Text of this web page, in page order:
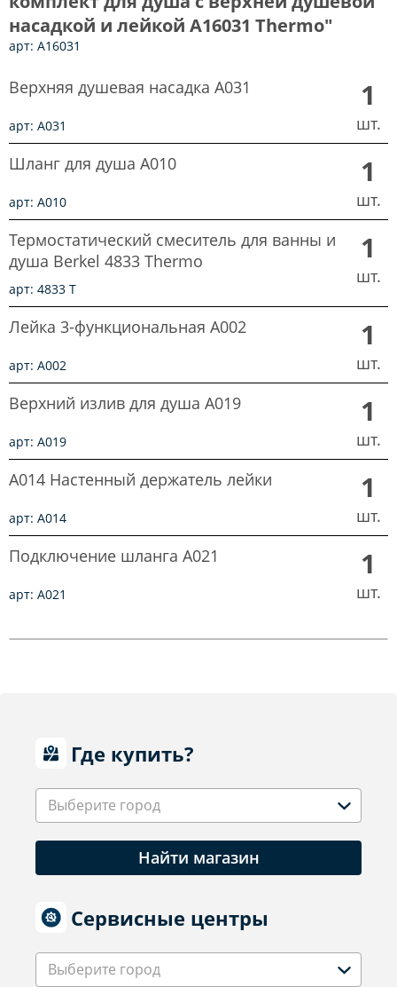
насадкой и лейкой A16031 Thermo"
арт: A16031
Верхняя душевая насадка A031
арт: A031
1
шт.
Шланг для душа A010
арт: A010
1
шт.
Термостатический смеситель для ванны и
душа Berkel 4833 Thermo
арт: 4833 T
1
шт.
Лейка 3-функциональная A002
арт: A002
1
шт.
Верхний излив для душа A019
арт: A019
1
шт.
A014 Настенный держатель лейки
арт: A014
1
шт.
Подключение шланга A021
арт: A021
1
шт.
Где купить?
Выберите город
Найти магазин
Сервисные центры
Выберите город